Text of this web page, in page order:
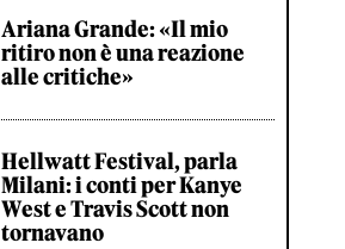
Ariana Grande: «Il mio
ritiro non è una reazione
alle critiche»
Hellwatt Festival, parla
Milani: i conti per Kanye
West e Travis Scott non
tornavano